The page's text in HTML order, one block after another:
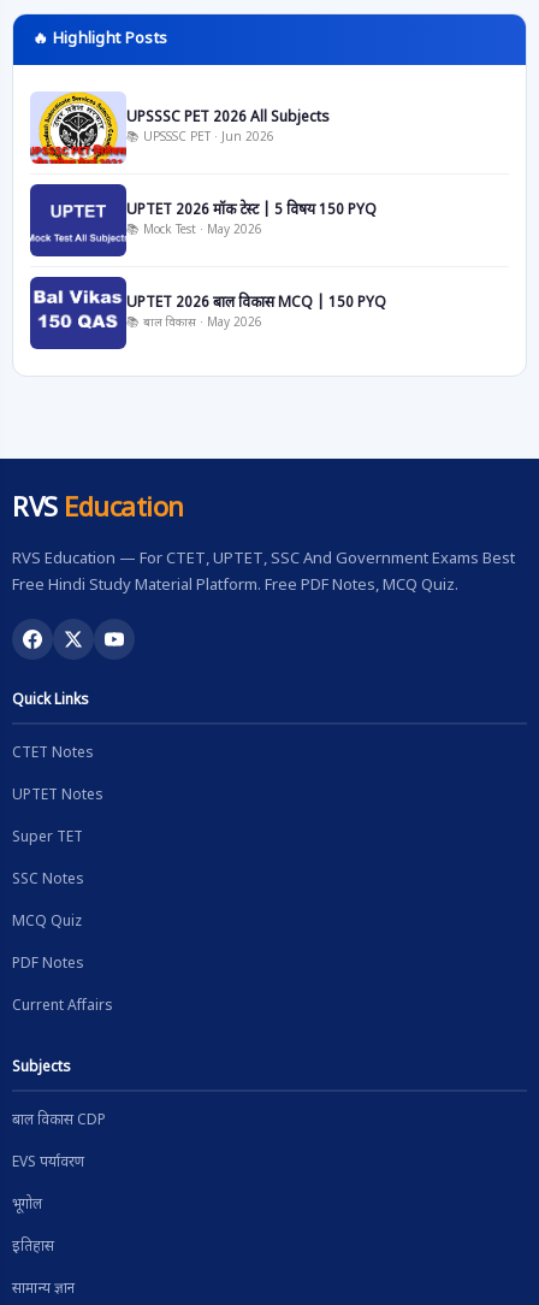
🔥 Highlight Posts
UPSSSC PET 2026 All Subjects
📚 UPSSSC PET · Jun 2026
UPTET 2026 मॉक टेस्ट | 5 विषय 150 PYQ
📚 Mock Test · May 2026
UPTET 2026 बाल विकास MCQ | 150 PYQ
📚 बाल विकास · May 2026
RVS Education
RVS Education — For CTET, UPTET, SSC And Government Exams Best
Free Hindi Study Material Platform. Free PDF Notes, MCQ Quiz.
Quick Links
CTET Notes
UPTET Notes
Super TET
SSC Notes
MCQ Quiz
PDF Notes
Current Affairs
Subjects
बाल विकास CDP
EVS पर्यावरण
भूगोल
इतिहास
सामान्य ज्ञान